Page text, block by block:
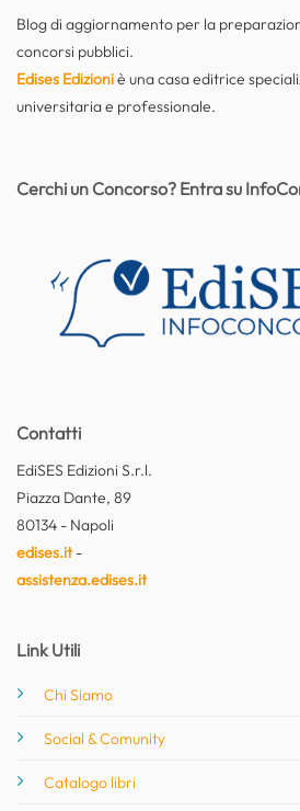
Blog di aggiornamento per la
concorsi pubblici.
Edises Edizioniè una casa editrice
universitaria e professionale.
Contatti
EdiSES Edizioni S.r.l.
Piazza Dante, 89
80134 - Napoli
edises.it-
assistenza.edises.it
Link Utili
Chi Siamo
Social & Comunity
Catalogo libri
Cerchi un Concorso? Entra su